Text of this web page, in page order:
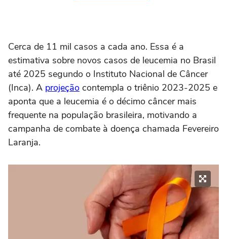
Cerca de 11 mil casos a cada ano. Essa é a
estimativa sobre novos casos de leucemia no Brasil
até 2025 segundo o Instituto Nacional de Câncer
(Inca). A projeção contempla o triênio 2023-2025 e
aponta que a leucemia é o décimo câncer mais
frequente na população brasileira, motivando a
campanha de combate à doença chamada Fevereiro
Laranja.